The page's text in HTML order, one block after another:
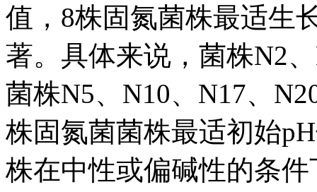
值，8株固氮菌株最适生
著。具体来说，菌株N2
菌株N5、N10、N17、
株固氮菌菌株最适初始
株在中性或偏碱性的条